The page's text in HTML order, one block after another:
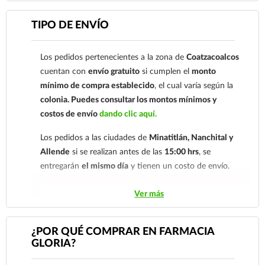
farmacovigilancia@cofepris.gob.mx
Para esta forma de pago el cliente deberá enviar su
comprobante de pago a al siguiente correo
nuestro
921 261 8491
TIPO DE ENVÍO
Los pedidos pertenecientes a la zona deCoatzacoalcos
cuentan conenvío gratuito si cumplen elmonto
mínimo de compra establecido, el cual varía según la
colonia. Puedes consultar los montos mínimos y
costos de envíodando clic aquí.
Los pedidos a las ciudades de Minatitlán, Nanchital y
Allende si se realizan antes de las 15:00 hrs, se
entregaránel mismo día y tienen un costo de envío.
Los pedidos de otras localidades se envían mediante
.Sólo hacemos envíos en el territorio
nacional.
Ver más
¿POR QUÉ COMPRAR EN FARMACIA
GLORIA?